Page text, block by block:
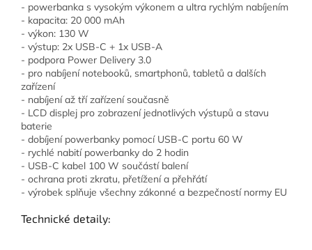
- powerbanka s vysokým výkonem a ultra rychlým nabíjením
- kapacita: 20 000 mAh
- výkon: 130 W
- výstup: 2x USB-C + 1x USB-A
- podpora Power Delivery 3.0
- pro nabíjení notebooků, smartphonů, tabletů a dalších
zařízení
- nabíjení až tří zařízení současně
- LCD displej pro zobrazení jednotlivých výstupů a stavu
baterie
- dobíjení powerbanky pomocí USB-C portu 60 W
- rychlé nabití powerbanky do 2 hodin
- USB-C kabel 100 W součástí balení
- ochrana proti zkratu, přetížení a přehřátí
- výrobek splňuje všechny zákonné a bezpečností normy EU
Technické detaily: